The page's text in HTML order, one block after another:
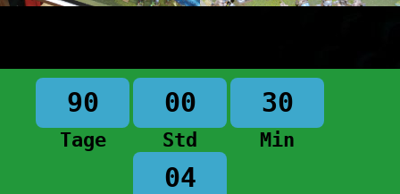
90
Tage
00
Std
30
Min
04